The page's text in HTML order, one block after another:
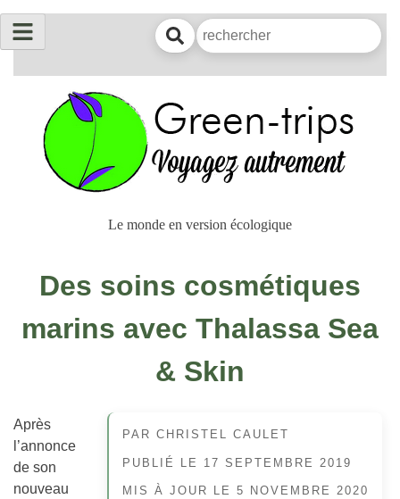
Le monde en version écologique
Des soins cosmétiques
marins avec Thalassa Sea
& Skin
PAR CHRISTEL CAULET
PUBLIÉ LE 17 SEPTEMBRE 2019
MIS À JOUR LE 5 NOVEMBRE 2020
Après
l’annonce
de son
nouveau